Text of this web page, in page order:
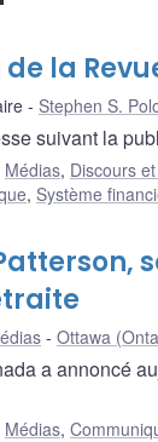
la
Stephen S.
suivant la
Médias, Discours
, Système
Ottawa
a annoncé
Médias,